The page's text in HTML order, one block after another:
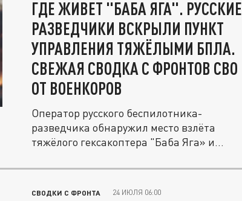
ГДЕ ЖИВЕТ "БАБА ЯГА". РУССКИЕ
РАЗВЕДЧИКИ ВСКРЫЛИ ПУНКТ
УПРАВЛЕНИЯ ТЯЖЁЛЫМИ БПЛА.
СВЕЖАЯ СВОДКА С ФРОНТОВ СВО
ОТ ВОЕНКОРОВ
Оператор русского беспилотника-
разведчика обнаружил место взлёта
тяжёлого гексакоптера "Баба Яга» и
СВОДКИ С ФРОНТА 24 ИЮЛЯ 06:00